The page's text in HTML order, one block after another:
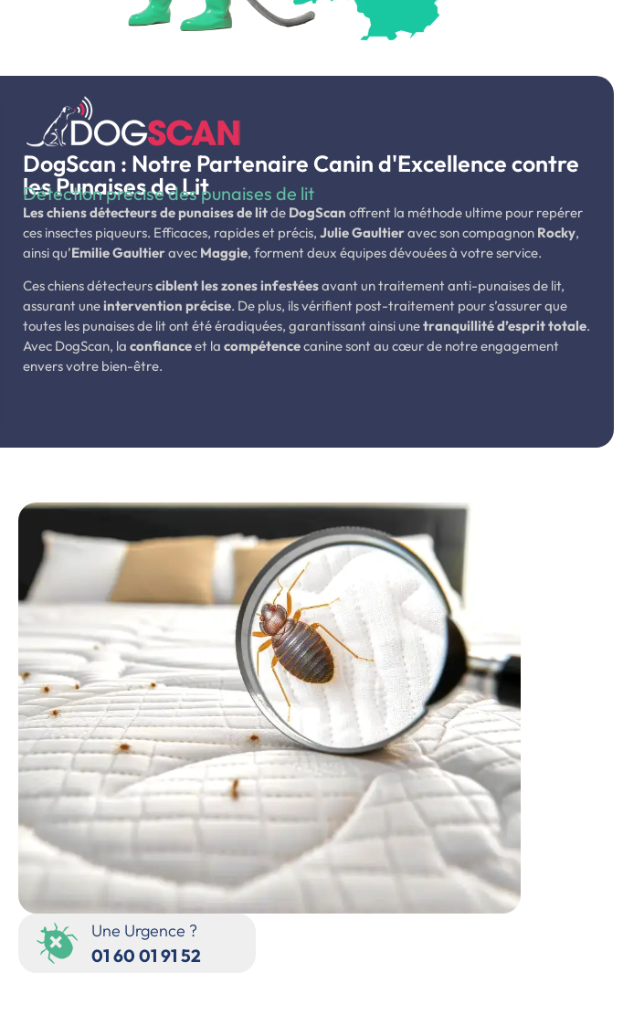
DogScan : Notre Partenaire Canin d'Excellence contre
les Punaises de Lit
Détection précise des punaises de lit
Les chiens détecteurs de punaises de litde DogScan offrent la méthode ultime pour repérer
ces insectes piqueurs. Efficaces, rapides et précis,Julie Gaultieravec son compagnon Rocky,
ainsi qu’Emilie Gaultieravec Maggie, forment deux équipes dévouées à votre service.
Ces chiens détecteursciblent les zones infestéesavant un traitement anti-punaises de lit,
assurant uneintervention précise. De plus, ils vérifient post-traitement pour s’assurer que
toutes les punaises de lit ont été éradiquées, garantissant ainsi unetranquillité d’esprit totale.
Avec DogScan, laconfianceet lacompétencecanine sont au cœur de notre engagement
envers votre bien-être.
Une Urgence ?
01 60 01 91 52